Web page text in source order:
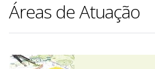
Áreas de Atuação